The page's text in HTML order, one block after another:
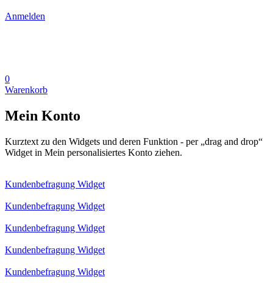
Anmelden
0
Warenkorb
Mein Konto
Kurztext zu den Widgets und deren Funktion - per „drag and drop“
Widget in Mein personalisiertes Konto ziehen.
Kundenbefragung Widget
Kundenbefragung Widget
Kundenbefragung Widget
Kundenbefragung Widget
Kundenbefragung Widget